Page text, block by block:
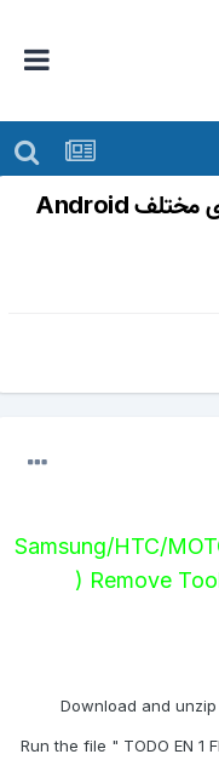
ابزاری برای حذف گوگل اکانت برندهای مختلف Android
Samsung/HTC/
) Remove